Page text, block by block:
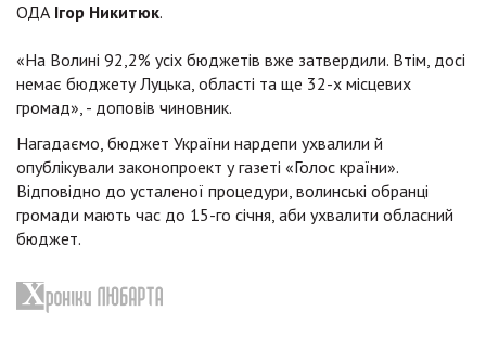
ОДА Ігор Никитюк.
«На Волині 92,2% усіх бюджетів вже затвердили. Втім, досі
немає бюджету Луцька, області та ще 32-х місцевих
громад», - доповів чиновник.
Нагадаємо, бюджет України нардепи ухвалили й
опублікували законопроект у газеті «Голос країни».
Відповідно до усталеної процедури, волинські обранці
громади мають час до 15-го січня, аби ухвалити обласний
бюджет.